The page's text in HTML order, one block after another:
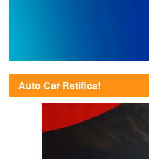
Auto Car Retifica!